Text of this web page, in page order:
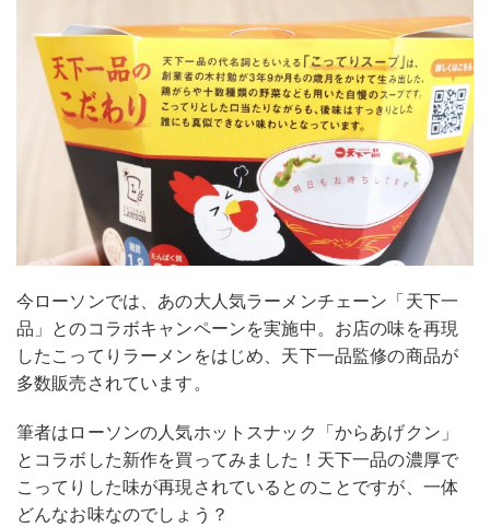
今ローソンでは、あの大人気ラーメンチェーン「天下一
品」とのコラボキャンペーンを実施中。お店の味を再現
したこってりラーメンをはじめ、天下一品監修の商品が
多数販売されています。
筆者はローソンの人気ホットスナック「からあげクン」
とコラボした新作を買ってみました！天下一品の濃厚で
こってりした味が再現されているとのことですが、一体
どんなお味なのでしょう？